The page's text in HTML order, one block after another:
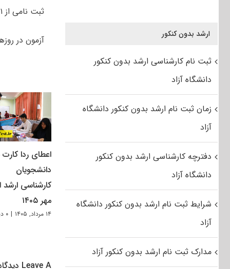
ثبت نامی از ۲۱ تا ۲۳ اسفند ماه است.
آزمون در روزهای ۸ و ۹ خردادماه سال ۹۲ در دو نوبت صبح و
اعطای ردا کارت
دانشجویان
کارشناسی ارشد
مهر ۱۴۰۵
۱۴ مرداد, ۱۴۰۵ | ۰ دیدگاه
Leave A دیدگاه
ارشد بدون کنکور
ثبت نام کارشناسی ارشد بدون کنکور
دانشگاه آزاد
زمان ثبت نام ارشد بدون کنکور دانشگاه
آزاد
دفترچه کارشناسی ارشد بدون کنکور
دانشگاه آزاد
شرایط ثبت نام ارشد بدون کنکور دانشگاه
آزاد
مدارک ثبت نام ارشد بدون کنکور آزاد